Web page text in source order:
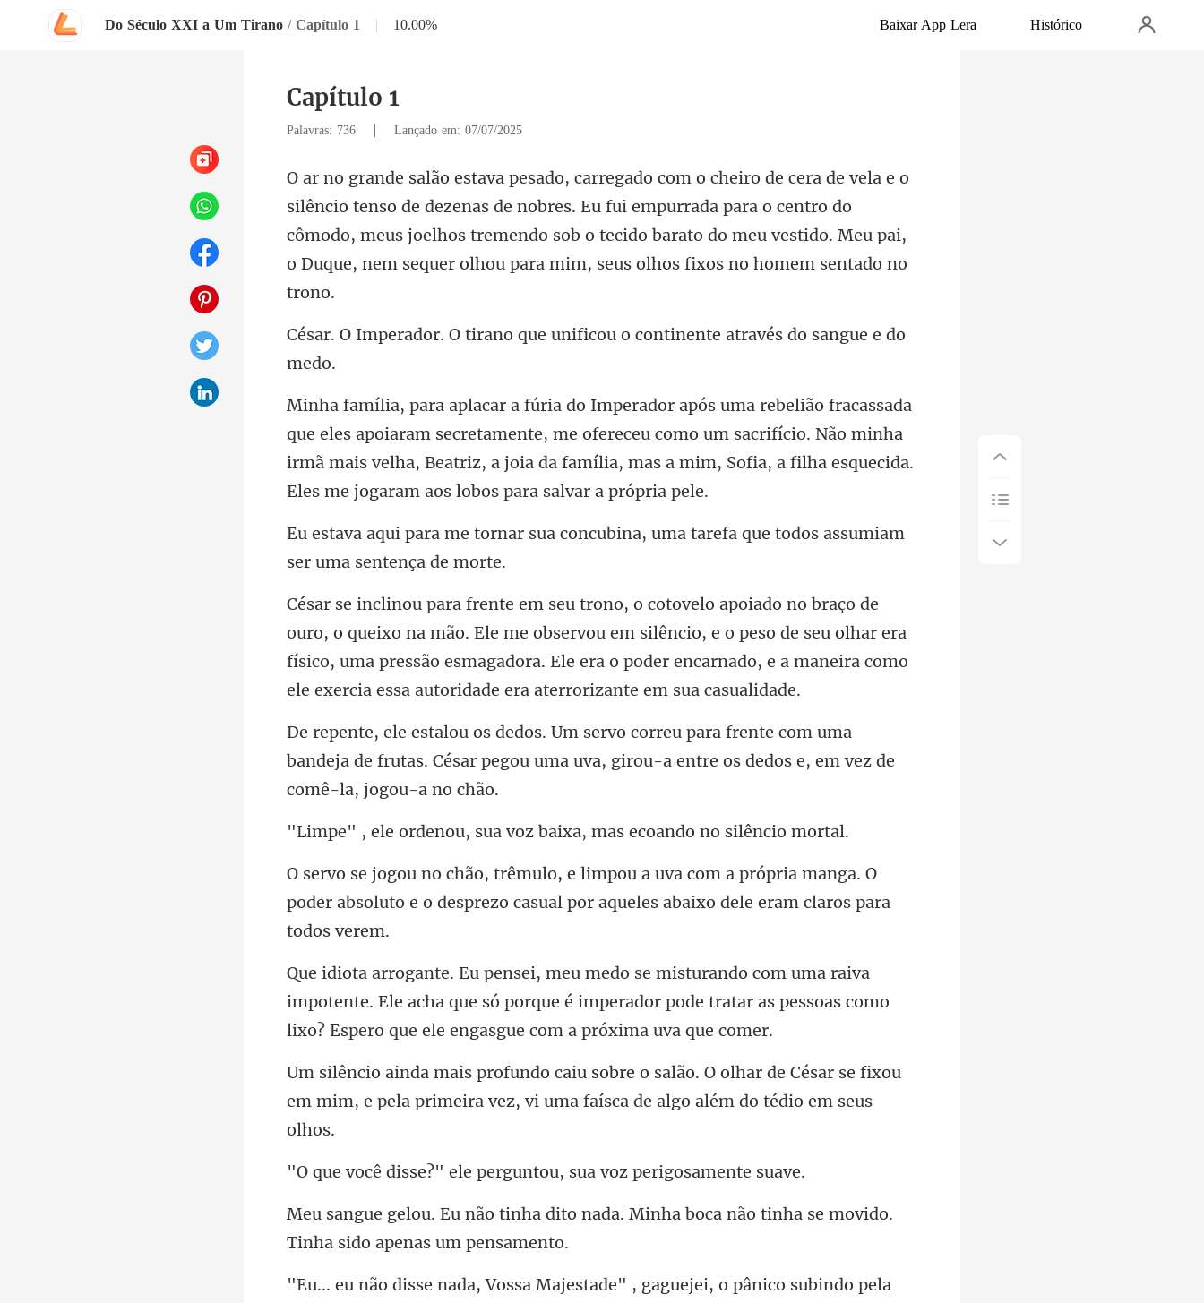
Do Século XXI a Um Tirano / Capítulo 1 | 10.00% Baixar App Lera Histórico
Capítulo 1
Palavras: 736 | Lançado em: 07/07/2025
nas de nobres. Eu fui empurrada para o centro do
cômodo, meus joelhos tremendo sob o tecido barato do
o que unificou o continente
secretamente, me ofereceu como um sacrifício. Não minha
irmã mais velha, Beatriz, a joia da fa
concubina, uma tarefa que todos
Ele me observou em silêncio, e o peso de seu olhar era
físico, uma pressão esmagadora. Ele era o p
ente com uma
bandeja de frutas. César pegou uma uva, giro
sua voz baixa, mas eco
a própria manga. O
poder absoluto e o desprezo casua
va
impotente. Ele acha que só porque é imperador pode tratar as pes
O olhar de César se fixou
em mim, e pela primeira ve
ele perguntou, sua v
nada. Minha boca não tinha se movi
a Majestade" , gaguejei, o pâni